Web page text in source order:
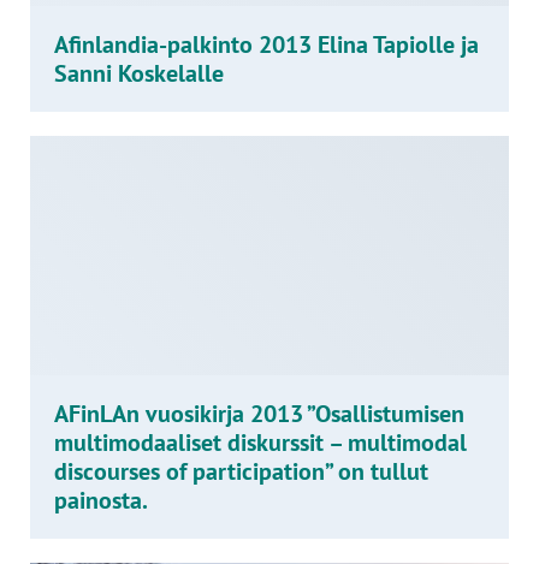
Afinlandia-palkinto 2013 Elina Tapiolle ja
Sanni Koskelalle
AFinLAn vuosikirja 2013 ”Osallistumisen
multimodaaliset diskurssit – multimodal
discourses of participation” on tullut
painosta.